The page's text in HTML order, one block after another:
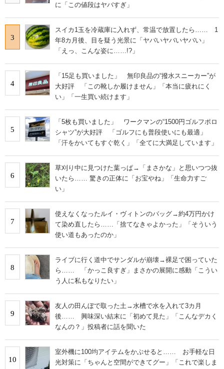
に「この値段はヤバすぎ」
3
スイカ1玉を冷蔵庫に入れず、常温で放置したら…… 1
年8カ月後、目を疑う光景に「ヤバいヤバいヤバい」
「えっ、こんな姿に……!?」
4
「15足も買いました」 無印良品の“撥水スニーカー”が
大好評 「この靴しか履けません」「本当に疲れにく
い」「一生買い続けます」
5
「5枚も買いました」 ワークマンの“1500円ゴルフポロ
シャツ”が大好評 「ゴルフにも普段使いにも最適」
「汗をかいてもすぐ乾く」「全てに大満足しています」
6
草刈り中に見つけた葉っぱ→「まさかな」と思いつつ抜
いたら…… 驚きの正体に「お宝やね」「生命力すご
い」
7
使えなくなったルイ・ヴィトンのバッグ→約4万円かけ
て染め直したら……「捨てなきゃよかった」「そういう
使い道もあったのか」
8
ライブに行く道中でサンダルが崩壊→裸足で困っていた
ら…… 「かっこ良すぎ」まさかの展開に感動「こうい
う人に私もなりたい」
9
友人の田んぼで取った土→水槽で水を入れて3カ月
後…… 興味深い結末に「初めて見た」「こんなデカく
なんの？」投稿者に話を聞いた
10
室外機に100均アイテムをかぶせると…… お手軽な日
光対策に「ちゃんと空間ができてグー」「これで楽しま